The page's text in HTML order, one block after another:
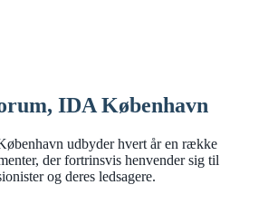
IDA København
udbyder hvert år en række
der fortrinsvis henvender sig til
og deres ledsagere.